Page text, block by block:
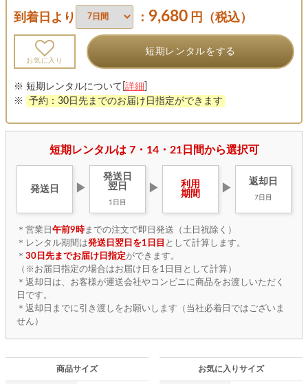
到着日より ： 9,680 円（税込）
お気に入り
短期レンタルをする
※ 短期レンタルについて[ 詳細
※
予約：30日先までのお届け日指定ができます
短期レンタルは 7・14・21日間から選択可
発送日 ▶
発送日
翌日
1日目
▶
利用
期間
▶
返却日
7日目
＊営業日 午前9時までの注文で即日発送（土日祝除く）
＊レンタル期間は発送日翌日を1日目 として計算します。
＊ 30日先までお届け日指定ができます。
（※お届日指定の場合はお届け日を1日目として計算）
＊返却日は、お客様が運送会社やコンビニに商品をお渡しいただく
日です。
＊返却日までに引き渡しをお願いします（当社必着日ではございま
せん）
商品サイズ お気に入りサイズ